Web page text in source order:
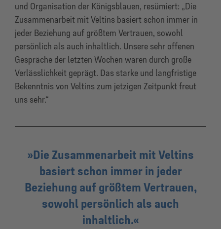
und Organisation der Königsblauen, resümiert: „Die
Zusammen­arbeit mit Veltins basiert schon immer in
jeder Beziehung auf größtem Vertrauen, sowohl
persönlich als auch inhaltlich. Unsere sehr offenen
Gespräche der letzten Wochen waren durch große
Verlässlichkeit geprägt. Das starke und langfristige
Bekenntnis von Veltins zum jetzigen Zeitpunkt freut
uns sehr.“
Die Zusammenarbeit mit Veltins
basiert schon immer in jeder
Beziehung auf größtem Vertrauen,
sowohl persönlich als auch
inhaltlich.